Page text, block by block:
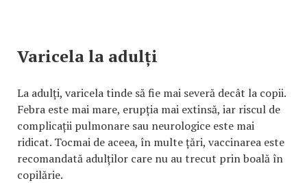
Varicela la adulți
La adulți, varicela tinde să fie mai severă decât la copii.
Febra este mai mare, erupția mai extinsă, iar riscul de
complicații pulmonare sau neurologice este mai
ridicat. Tocmai de aceea, în multe țări, vaccinarea este
recomandată adulților care nu au trecut prin boală în
copilărie.